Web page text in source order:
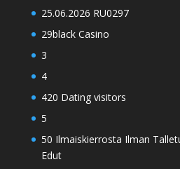
25.06.2026 RU0297
29black Casino
3
4
420 Dating visitors
5
50 Ilmaiskierrosta Ilman
Edut